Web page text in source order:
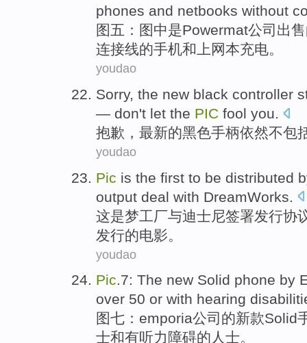
phones and netbooks without
图五： 图中是Powermat公司 出售
连接线的手机和 上网本充电。
youdao
Sorry, the new black controller
— don't let the PIC fool you.
抱歉 ， 最新的黑色手柄依然不包
youdao
Pic is the first to be distributed
output deal with DreamWorks
这是梦工厂与迪士尼签署发行协
发行的电影。
youdao
Pic.7: The new Solid phone by
over 50 or with hearing
图七： emporia公司 的新款Solid
士和有听力障碍的人士。